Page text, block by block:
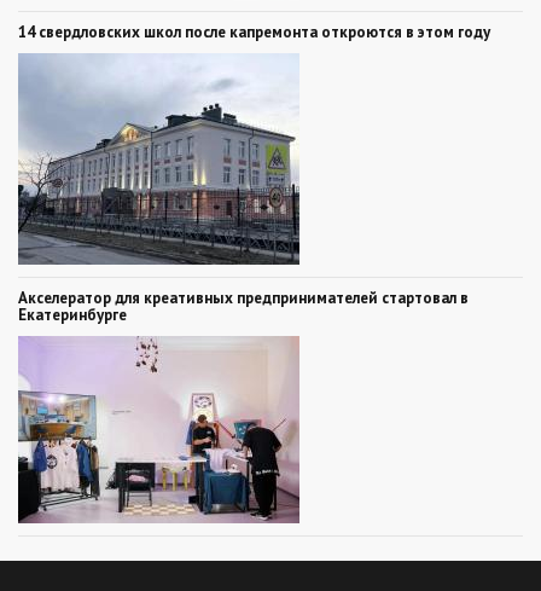
14 свердловских школ после капремонта откроются в этом году
Акселератор для креативных предпринимателей стартовал в
Екатеринбурге